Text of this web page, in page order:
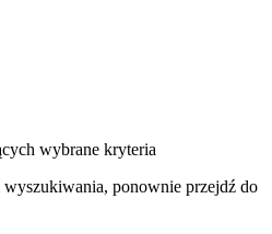
wybrane kryteria
ponownie przejdź do